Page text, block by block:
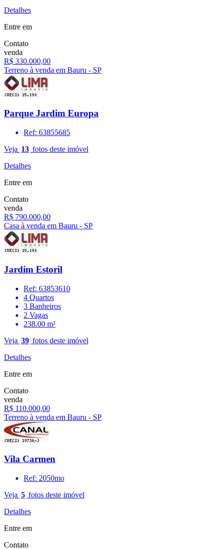
Detalhes
Entre em
Contato
venda
R$ 330.000,00
Terreno à venda em Bauru - SP
Parque Jardim Europa
Ref: 63855685
Veja 13 fotos deste imóvel
Detalhes
Entre em
Contato
venda
R$ 790.000,00
Casa à venda em Bauru - SP
Jardim Estoril
Ref: 63853610
4 Quartos
3 Banheiros
2 Vagas
238.00 m²
Veja 39 fotos deste imóvel
Detalhes
Entre em
Contato
venda
R$ 110.000,00
Terreno à venda em Bauru - SP
Vila Carmen
Ref: 2050mo
Veja 5 fotos deste imóvel
Detalhes
Entre em
Contato